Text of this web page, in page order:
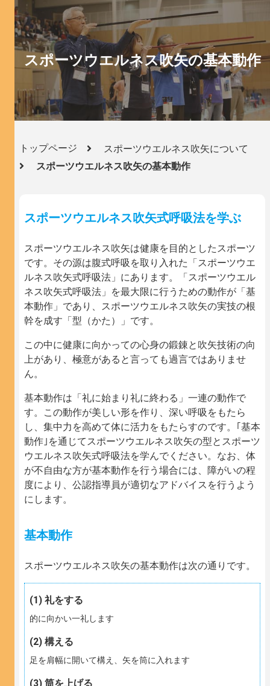
スポーツウエルネス吹矢の基本動作
トップページ
スポーツウエルネス吹矢について
スポーツウエルネス吹矢の基本動作
スポーツウエルネス吹矢式呼吸法を学ぶ
スポーツウエルネス吹矢は健康を目的としたスポーツ
です。その源は腹式呼吸を取り入れた「スポーツウエ
ルネス吹矢式呼吸法」にあります。「スポーツウエル
ネス吹矢式呼吸法」を最大限に行うための動作が「基
本動作」であり、スポーツウエルネス吹矢の実技の根
幹を成す「型（かた）」です。
この中に健康に向かっての心身の鍛錬と吹矢技術の向
上があり、極意があると言っても過言ではありませ
ん。
基本動作は「礼に始まり礼に終わる」一連の動作で
す。この動作が美しい形を作り、深い呼吸をもたら
し、集中力を高めて体に活力をもたらすのです。｢基本
動作｣を通じてスポーツウエルネス吹矢の型とスポーツ
ウエルネス吹矢式呼吸法を学んでください。なお、体
が不自由な方が基本動作を行う場合には、障がいの程
度により、公認指導員が適切なアドバイスを行うよう
にします。
基本動作
スポーツウエルネス吹矢の基本動作は次の通りです。
礼をする
的に向かい一礼します
構える
足を肩幅に開いて構え、矢を筒に入れます
筒を上げる